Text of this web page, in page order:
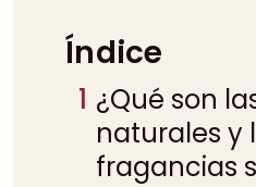
Índice
1 ¿Qué son
naturales y
fragancias